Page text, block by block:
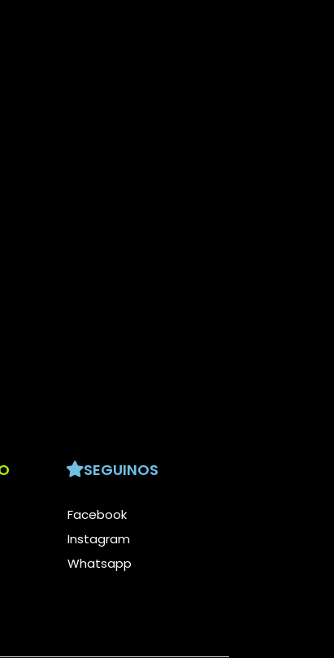
SEGUINOS
Facebook
Instagram
Whatsapp